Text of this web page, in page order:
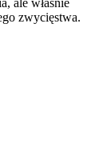
zwycięstwa.